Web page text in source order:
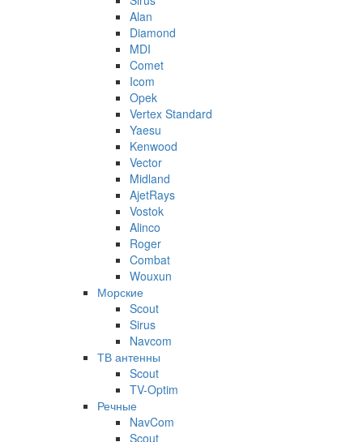
Alan
Diamond
MDI
Comet
Icom
Opek
Vertex Standard
Yaesu
Kenwood
Vector
Midland
AjetRays
Vostok
Alinco
Roger
Combat
Wouxun
Морские
Scout
Sirus
Navcom
ТВ антенны
Scout
TV-Optim
Речные
NavCom
Scout